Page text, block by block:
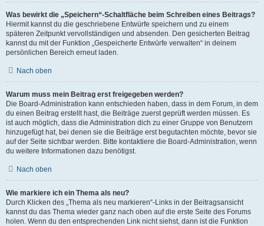
Was bewirkt die „Speichern“-Schaltfläche beim Schreiben eines Beitrags?
Hiermit kannst du die geschriebene Entwürfe speichern und zu einem
späteren Zeitpunkt vervollständigen und absenden. Den gesicherten Beitrag
kannst du mit der Funktion „Gespeicherte Entwürfe verwalten“ in deinem
persönlichen Bereich erneut laden.
Nach oben
Warum muss mein Beitrag erst freigegeben werden?
Die Board-Administration kann entschieden haben, dass in dem Forum, in dem
du einen Beitrag erstellt hast, die Beiträge zuerst geprüft werden müssen. Es
ist auch möglich, dass die Administration dich zu einer Gruppe von Benutzern
hinzugefügt hat, bei denen sie die Beiträge erst begutachten möchte, bevor sie
auf der Seite sichtbar werden. Bitte kontaktiere die Board-Administration, wenn
du weitere Informationen dazu benötigst.
Nach oben
Wie markiere ich ein Thema als neu?
Durch Klicken des „Thema als neu markieren“-Links in der Beitragsansicht
kannst du das Thema wieder ganz nach oben auf die erste Seite des Forums
holen. Wenn du den entsprechenden Link nicht siehst, dann ist die Funktion